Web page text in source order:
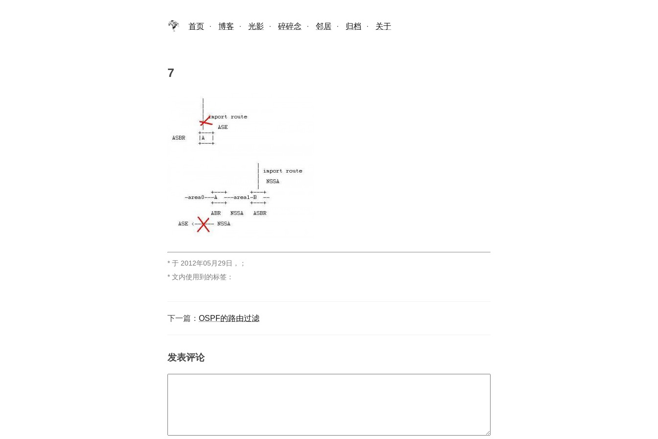
首页 · 博客 · 光影 · 碎碎念 · 邻居 · 归档 · 关于
7
* 于 2012年05月29日 ，
；
* 文内使用到的标签：
下一篇： OSPF的路由过滤
发表评论